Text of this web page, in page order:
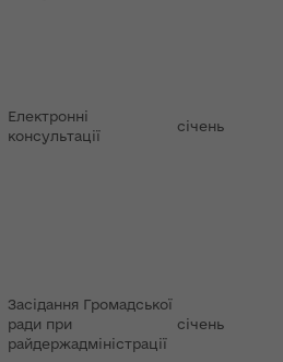
Електронні
консультації
січень
Засідання Громадської
ради при
райдержадміністрації
січень